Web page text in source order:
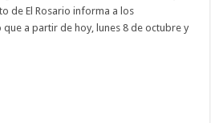
de El Rosario informa a los
a partir de hoy, lunes 8 de octubre y